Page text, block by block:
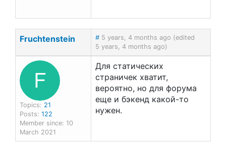
Fruchtenstein # 5 years, 4 months ago (edited
5 years, 4 months ago)
F
Topics: 21
Posts: 122
Member since: 10
March 2021
Для статических
страничек хватит,
вероятно, но для форума
еще и бэкенд какой-то
нужен.